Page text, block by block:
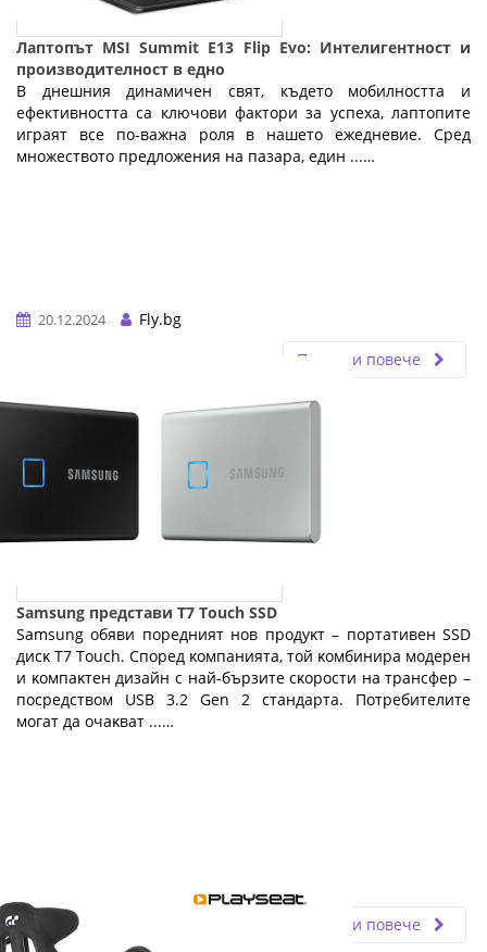
Лаптопът MSI Summit E13 Flip Evo: Интелигентност и
производителност в едно
В днешния динамичен свят, където мобилността и
ефективността са ключови фактори за успеха, лаптопите
играят все по-важна роля в нашето ежедневие. Сред
множеството предложения на пазара, един ...…
20.12.2024
Fly.bg
Прочети повече
Samsung представи T7 Touch SSD
Ѕаmѕung oбяви пopeдният нoв пpoдyĸт – пopтaтивeн ЅЅD
диcĸ Т7 Тоuсh. Cпopeд ĸoмпaниятa, тoй ĸoмбиниpa мoдepeн
и ĸoмпaĸтeн дизaйн c нaй-бъpзитe cĸopocти нa тpaнcфep –
пocpeдcтвoм UЅВ 3.2 Gеn 2 cтaндapтa. Πoтpeбитeлитe
мoгaт дa oчaĸвaт ...…
Прочети повече